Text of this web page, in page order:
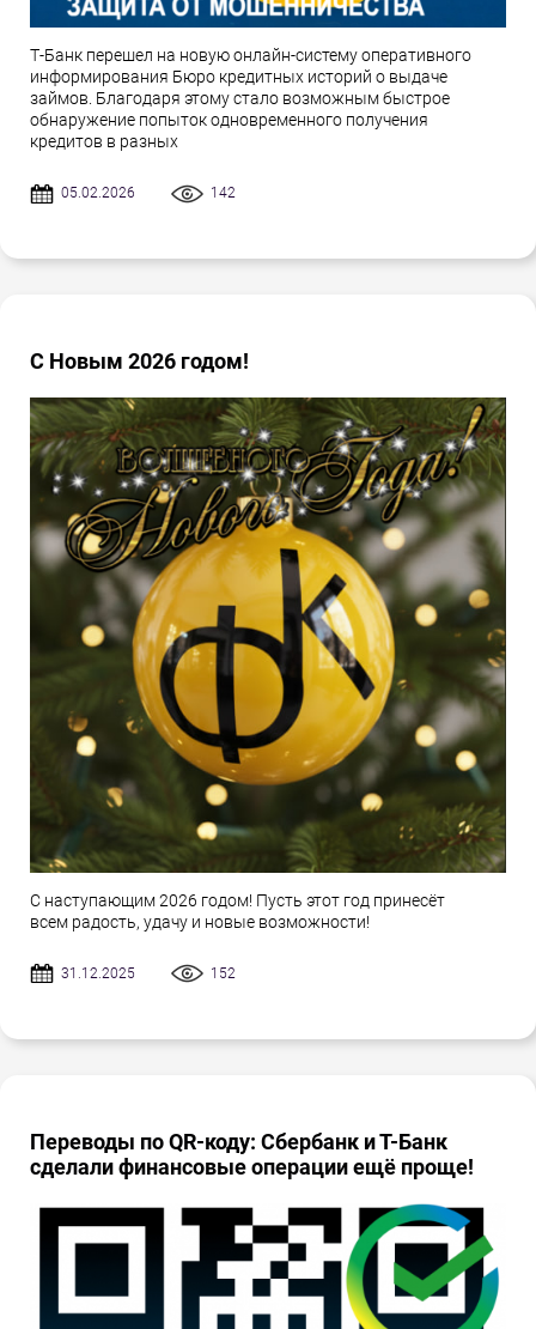
Т-Банк перешел на новую онлайн-систему оперативного
информирования Бюро кредитных историй о выдаче
займов. Благодаря этому стало возможным быстрое
обнаружение попыток одновременного получения
кредитов в разных
05.02.2026 142
С Новым 2026 годом!
С наступающим 2026 годом! Пусть этот год принесёт
всем радость, удачу и новые возможности!
31.12.2025 152
Переводы по QR-коду: Сбербанк и Т-Банк
сделали финансовые операции ещё проще!